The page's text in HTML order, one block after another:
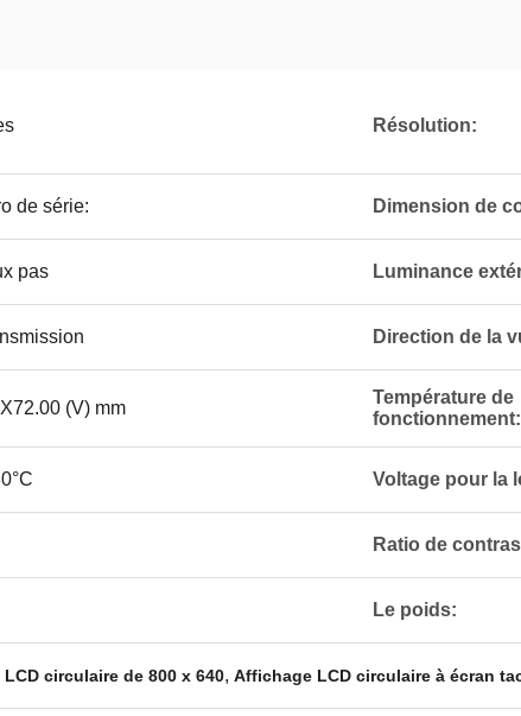
Résolution:
de série: Dimension de
pas Luminance
Direction de la
(V) mm
Température de
fonctionnement:
Voltage pour la
Ratio de
Le poids:
circulaire de 800 x 640, Affichage LCD circulaire à écran